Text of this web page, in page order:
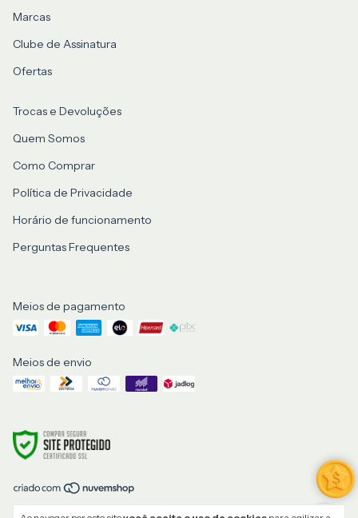
Marcas
Clube de Assinatura
Ofertas
Trocas e Devoluções
Quem Somos
Como Comprar
Política de Privacidade
Horário de funcionamento
Perguntas Frequentes
Meios de pagamento
Meios de envio
Copyright Au Que Mia Store - 52282083000152 - 2026. Todos os direitos